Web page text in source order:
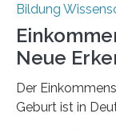
Bildung
Neue
Der
Geburt ist in